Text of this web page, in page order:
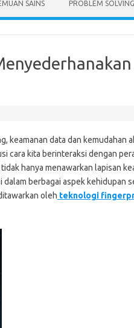
SAINS PROBLEM SOLVING
keamanan data dan kemudahan
cara kita berinteraksi dengan
hanya menawarkan lapisan
berbagai aspek kehidupan
oleh teknologi